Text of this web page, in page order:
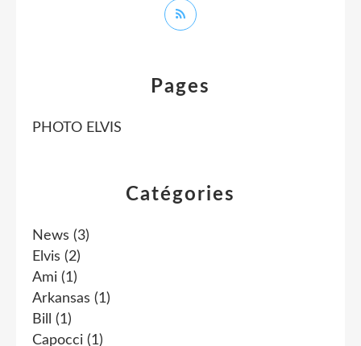
Catégories
News (3)
Elvis (2)
Ami (1)
Arkansas (1)
Bill
(1)
Capocci (1)
Pages
PHOTO ELVIS